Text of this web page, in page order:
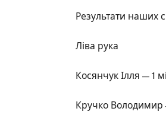
Результати наших
Ліва рука
Косянчук Ілля — 1
Кручко Володимир